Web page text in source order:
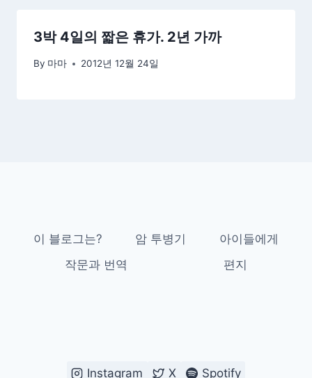
3박 4일의 짧은 휴가. 2년 가까
By 마마 2012년 12월 24일
이 블로그는? 암 투병기
아이들에게
작문과 번역
편지
Instagram X Spotify